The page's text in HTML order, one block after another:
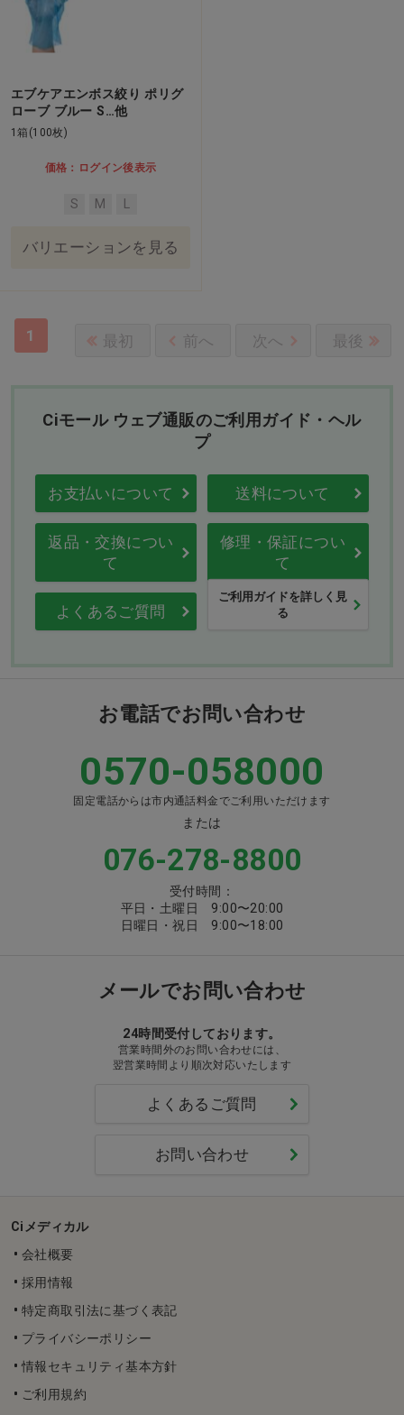
エブケアエンボス絞り ポリグ
ローブ ブルー S…他
1箱(100枚)
価格：ログイン後表示
S M L
バリエーションを見る
1 最初 前へ 次へ 最後
Ciモール ウェブ通販のご利用ガイド・ヘル
プ
お支払いについて 送料について
返品・交換につい
て
修理・保証につい
て
よくあるご質問
ご利用ガイドを詳しく見
る
お電話でお問い合わせ
0570-058000
固定電話からは市内通話料金でご利用いただけます
または
076-278-8800
受付時間：
平日・土曜日 9:00〜20:00
日曜日・祝日 9:00〜18:00
メールでお問い合わせ
24時間受付しております。
営業時間外のお問い合わせには、
翌営業時間より順次対応いたします
よくあるご質問
お問い合わせ
Ciメディカル
会社概要
採用情報
特定商取引法に基づく表記
プライバシーポリシー
情報セキュリティ基本方針
ご利用規約